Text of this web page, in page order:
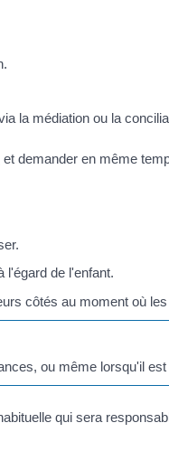
la médiation ou la
et demander en même
l'égard de l'enfant.
côtés au moment où
ou même lorsqu'il
qui sera